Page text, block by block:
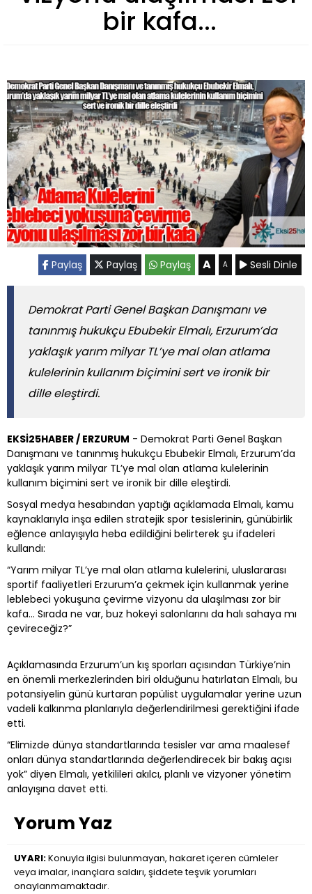
bir kafa...
Paylaş Paylaş Paylaş A A Sesli Dinle
Demokrat Parti Genel Başkan Danışmanı ve
tanınmış hukukçu Ebubekir Elmalı, Erzurum’da
yaklaşık yarım milyar TL’ye mal olan atlama
kulelerinin kullanım biçimini sert ve ironik bir
dille eleştirdi.
EKSİ25HABER / ERZURUM - Demokrat Parti Genel Başkan
Danışmanı ve tanınmış hukukçu Ebubekir Elmalı, Erzurum’da
yaklaşık yarım milyar TL’ye mal olan atlama kulelerinin
kullanım biçimini sert ve ironik bir dille eleştirdi.
Sosyal medya hesabından yaptığı açıklamada Elmalı, kamu
kaynaklarıyla inşa edilen stratejik spor tesislerinin, günübirlik
eğlence anlayışıyla heba edildiğini belirterek şu ifadeleri
kullandı:
“Yarım milyar TL’ye mal olan atlama kulelerini, uluslararası
sportif faaliyetleri Erzurum’a çekmek için kullanmak yerine
leblebeci yokuşuna çevirme vizyonu da ulaşılması zor bir
kafa… Sırada ne var, buz hokeyi salonlarını da halı sahaya mı
çevireceğiz?”
Açıklamasında Erzurum’un kış sporları açısından Türkiye’nin
en önemli merkezlerinden biri olduğunu hatırlatan Elmalı, bu
potansiyelin günü kurtaran popülist uygulamalar yerine uzun
vadeli kalkınma planlarıyla değerlendirilmesi gerektiğini ifade
etti.
“Elimizde dünya standartlarında tesisler var ama maalesef
onları dünya standartlarında değerlendirecek bir bakış açısı
yok” diyen Elmalı, yetkilileri akılcı, planlı ve vizyoner yönetim
anlayışına davet etti.
Yorum Yaz
UYARI:Konuyla ilgisi bulunmayan, hakaret içeren cümleler
veya imalar, inançlara saldırı, şiddete teşvik yorumları
onaylanmamaktadır.